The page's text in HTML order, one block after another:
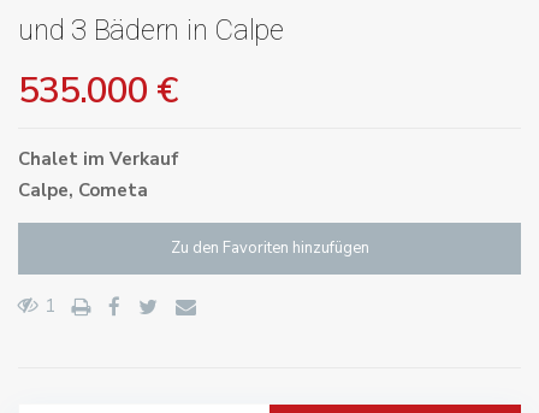
und 3 Bädern in Calpe
535.000 €
Chalet im Verkauf
Calpe, Cometa
Zu den Favoriten hinzufügen
1